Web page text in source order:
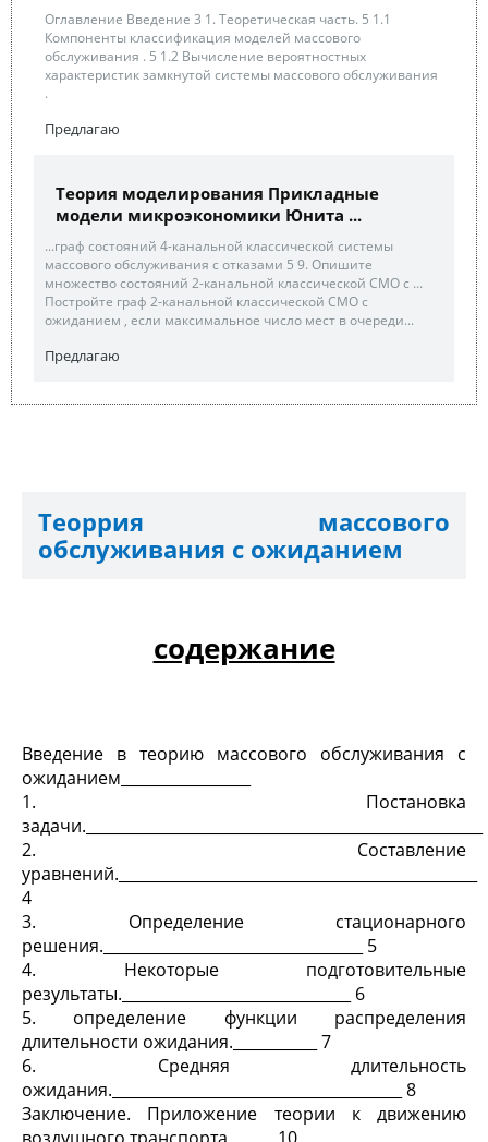
Оглавление Введение 3 1. Теоретическая часть. 5 1.1
Компоненты классификация моделей массового
обслуживания . 5 1.2 Вычисление вероятностных
характеристик замкнутой системы массового обслуживания
.
Предлагаю
Теория моделирования Прикладные
модели микроэкономики Юнита ...
...граф состояний 4-канальной классической системы
массового обслуживания с отказами 5 9. Опишите
множество состояний 2-канальной классической СМО с ...
Постройте граф 2-канальной классической СМО с
ожиданием , если максимальное число мест в очереди...
Предлагаю
Теоррия массового
обслуживания с ожиданием
содержание
Введение в теорию массового обслуживания с
ожиданием_________________
1. Постановка
задачи.____________________________________________________
2. Составление
уравнений._______________________________________________
4
3. Определение стационарного
решения.__________________________________ 5
4. Некоторые подготовительные
результаты.______________________________ 6
5. определение функции распределения
длительности ожидания.___________ 7
6. Средняя длительность
ожидания.______________________________________ 8
Заключение. Приложение теории к движению